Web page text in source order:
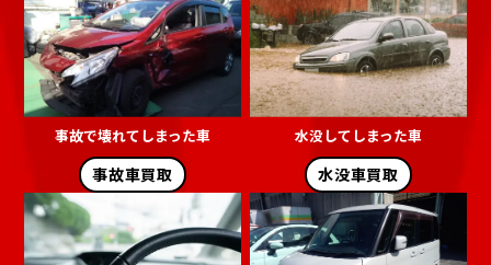
事故で壊れてしまった車
事故車買取
水没してしまった車
水没車買取